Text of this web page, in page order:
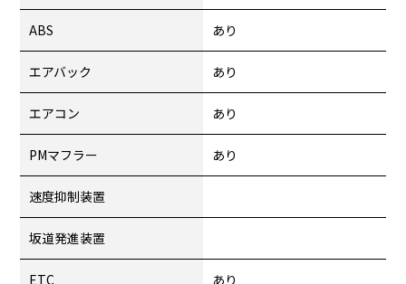
ABS あり
エアバック あり
エアコン あり
PMマフラー あり
速度抑制装置
坂道発進装置
ETC あり